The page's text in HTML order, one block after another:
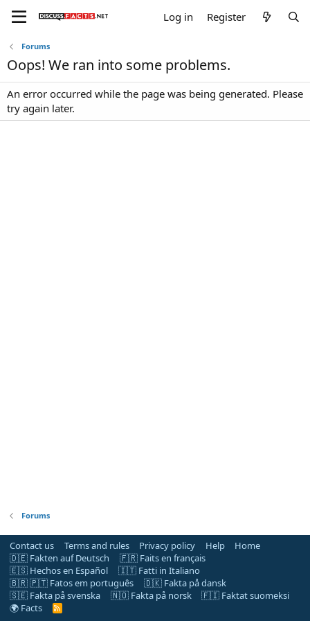
Log in Register
Forums
Oops! We ran into some problems.
An error occurred while the page was being generated. Please
try again later.
Forums
Contact us Terms and rules Privacy policy Help
Home
🇩🇪 Fakten auf Deutsch
🇫🇷 Faits en français
🇪🇸 Hechos en Español
🇮🇹 Fatti in Italiano
🇧🇷 🇵🇹 Fatos em português
🇩🇰 Fakta på dansk
🇸🇪 Fakta på svenska
🇳🇴 Fakta på norsk
🇫🇮 Faktat suomeksi
🌍 Facts
R